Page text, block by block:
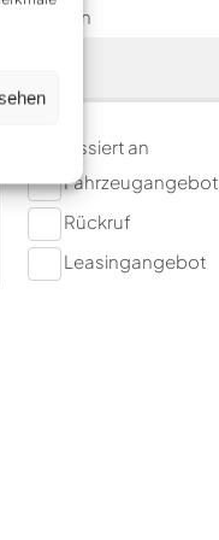
Telefon
Interessiert an
Fahrzeugangebot
Rückruf
Leasingangebot